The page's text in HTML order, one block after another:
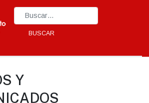
Type 2 or more characters for results.
BUSCAR
Y